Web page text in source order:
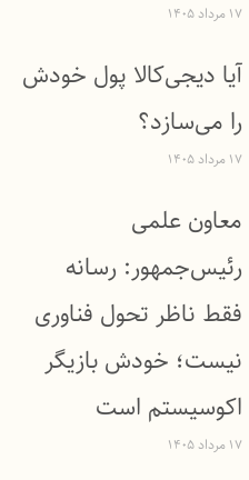
۱۷ مرداد ۱۴۰۵
آیا دیجی‌کالا پول خودش
را می‌سازد؟
۱۷ مرداد ۱۴۰۵
معاون علمی
رئیس‌جمهور: رسانه
فقط ناظر تحول فناوری
نیست؛ خودش بازیگر
اکوسیستم است
۱۷ مرداد ۱۴۰۵